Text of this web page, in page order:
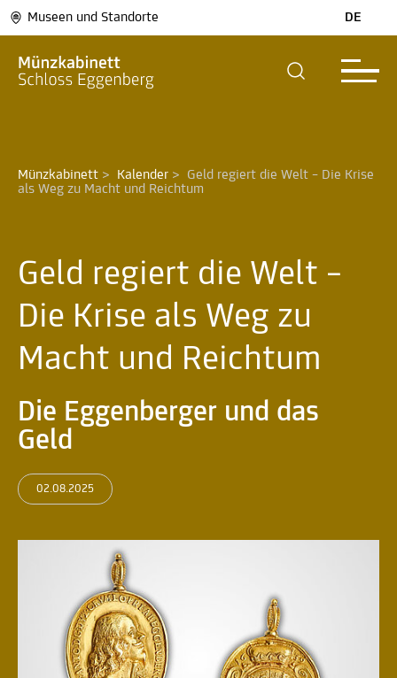
Museen und Standorte DE
Münzkabinett > Kalender > Geld regiert die Welt – Die Krise
als Weg zu Macht und Reichtum
Geld regiert die Welt –
Die Krise als Weg zu
Macht und Reichtum
Die Eggenberger und das
Geld
02.08.2025